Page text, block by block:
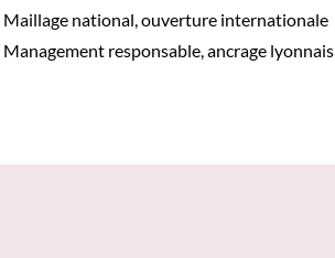
Maillage national, ouverture internationale
Management responsable, ancrage lyonnais